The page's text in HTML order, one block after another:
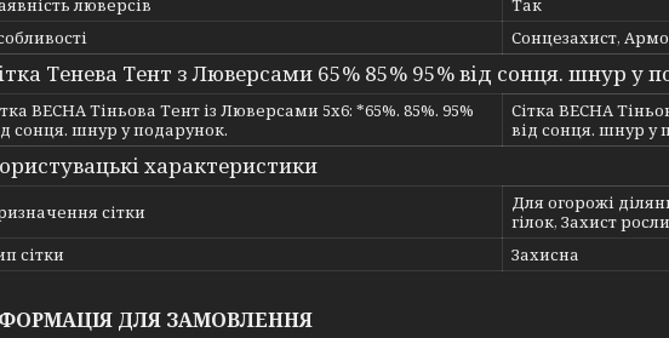
Сонцезахист,
Тенева Тент з Люверсами 65% 85% 95% від сонця. шнур у
ВЕСНА Тіньова Тент із Люверсами 5х6: *65%. 85%. 95%
сонця. шнур у подарунок.
Сітка ВЕСНА
від сонця. шнур у
характеристики
сітки
Для огорожі
гілок, Захист
сітки
Захисна
ДЛЯ ЗАМОВЛЕННЯ